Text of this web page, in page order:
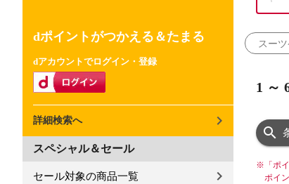
dポイントがつかえる＆たまる
dアカウントでログイン・登録
詳細検索へ
スペシャル＆セール
セール対象の商品一覧
スー
1 ～
※ 「ポ
ポイ